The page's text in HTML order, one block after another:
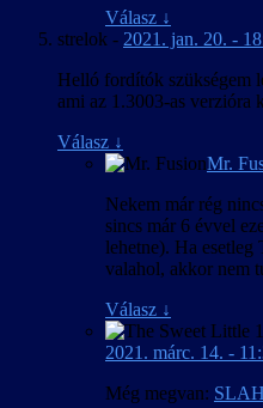
Válasz ↓
strelok - 2021. jan. 20. -
Helló fordítók szükségem
ami az 1.3003-as verzióra
Válasz ↓
Mr.
Nekem már rég
sincs már 6 évvel
lehetne). Ha
valahol, akkor nem
Válasz ↓
2021. márc. 14. -
Még megvan: